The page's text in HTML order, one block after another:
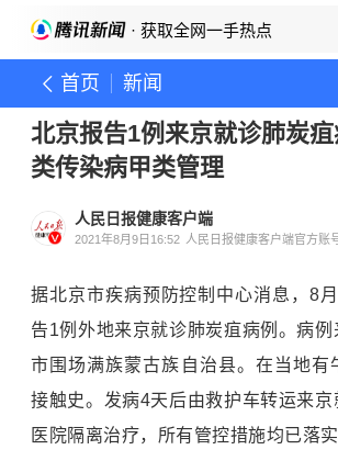
· 获取全网一手热点
首页 新闻
北京报告1例来京就诊肺炭
类传染病甲类管理
人民日报健康客户端
2021年8月9日16:52 人民日报健康客户端官方账
据北京市疾病预防控制中心消息，8
告1例外地来京就诊肺炭疽病例。病
市围场满族蒙古族自治县。在当地有
接触史。发病4天后由救护车转运来京
医院隔离治疗，所有管控措施均已落实